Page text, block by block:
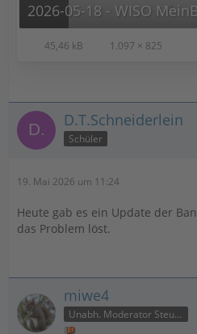
45,46 kB 1.097 × 825
D.T.Schneiderlein
Schüler
19. Mai 2026 um 11:24
Heute gab es ein Update der
das Problem löst.
miwe4
Unabh. Moderator Steuer